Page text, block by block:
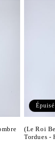
Épuisé
(Le Roi
Tordues -